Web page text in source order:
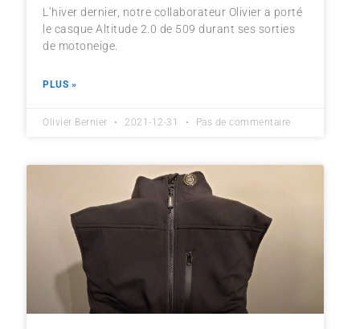
L’hiver dernier, notre collaborateur Olivier a porté
le casque Altitude 2.0 de 509 durant ses sorties
de motoneige.
PLUS »
Olivier Bernier 2021-12-31 Pas de commentaire